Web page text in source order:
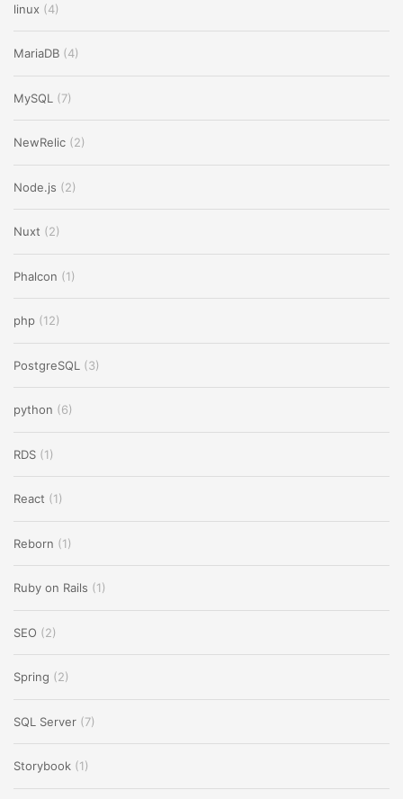
linux (4)
MariaDB (4)
MySQL (7)
NewRelic (2)
Node.js (2)
Nuxt (2)
Phalcon (1)
php (12)
PostgreSQL (3)
python (6)
RDS (1)
React (1)
Reborn (1)
Ruby on Rails (1)
SEO (2)
Spring (2)
SQL Server (7)
Storybook (1)